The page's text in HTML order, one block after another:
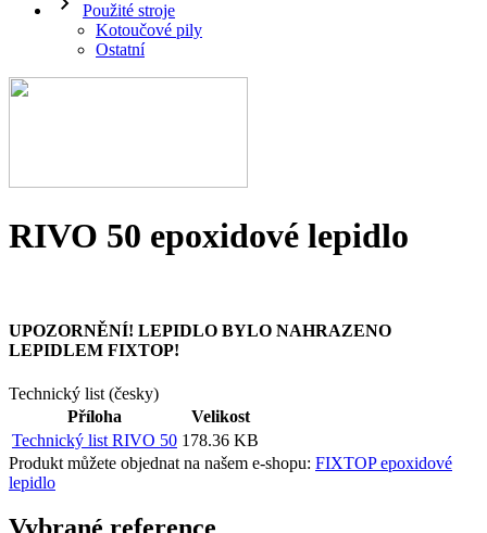
Použité stroje
Kotoučové pily
Ostatní
RIVO 50 epoxidové lepidlo
UPOZORNĚNÍ! LEPIDLO BYLO NAHRAZENO
LEPIDLEM FIXTOP!
Technický list (česky)
Příloha
Velikost
Technický list RIVO 50 178.36 KB
Produkt můžete objednat na našem e-shopu: FIXTOP epoxidové
lepidlo